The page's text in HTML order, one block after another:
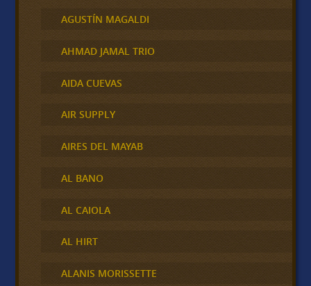
AGUSTÍN MAGALDI
AHMAD JAMAL TRIO
AIDA CUEVAS
AIR SUPPLY
AIRES DEL MAYAB
AL BANO
AL CAIOLA
AL HIRT
ALANIS MORISSETTE